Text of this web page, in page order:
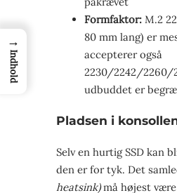
Formfaktor: M.2
80 mm lang) er
accepterer også
2230/2242/2260/
udbuddet er
Pladsen i
Selv en hurtig SSD kan
den er for tyk. Det
heatsink)må højest være
→
Indhold